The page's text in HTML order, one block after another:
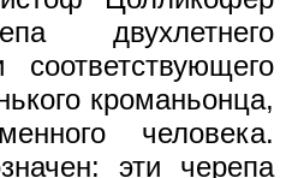
двухлетнего
кроманьонца,
человека.
эти черепа